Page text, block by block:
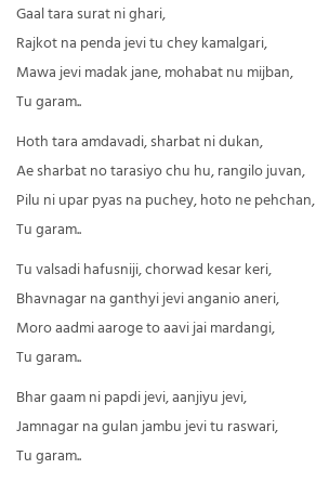
Gaal tara surat ni ghari,
Rajkot na penda jevi tu chey kamalgari,
Mawa jevi madak jane, mohabat nu mijban,
Tu garam..
Hoth tara amdavadi, sharbat ni dukan,
Ae sharbat no tarasiyo chu hu, rangilo juvan,
Pilu ni upar pyas na puchey, hoto ne pehchan,
Tu garam..
Tu valsadi hafusniji, chorwad kesar keri,
Bhavnagar na ganthyi jevi anganio aneri,
Moro aadmi aaroge to aavi jai mardangi,
Tu garam..
Bhar gaam ni papdi jevi, aanjiyu jevi,
Jamnagar na gulan jambu jevi tu raswari,
Tu garam..